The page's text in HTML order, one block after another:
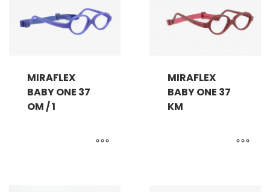
MIRAFLEX
BABY ONE 37
OM / 1
MIRAFLEX
BABY ONE 37
KM